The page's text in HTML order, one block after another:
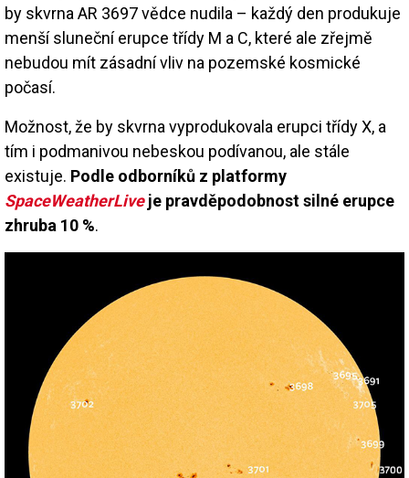
by skvrna AR 3697 vědce nudila – každý den produkuje
menší sluneční erupce třídy M a C, které ale zřejmě
nebudou mít zásadní vliv na pozemské kosmické
počasí.
Možnost, že by skvrna vyprodukovala erupci třídy X, a
tím i podmanivou nebeskou podívanou, ale stále
existuje. Podle odborníků z platformy
SpaceWeatherLiveje pravděpodobnost silné erupce
zhruba 10 %.